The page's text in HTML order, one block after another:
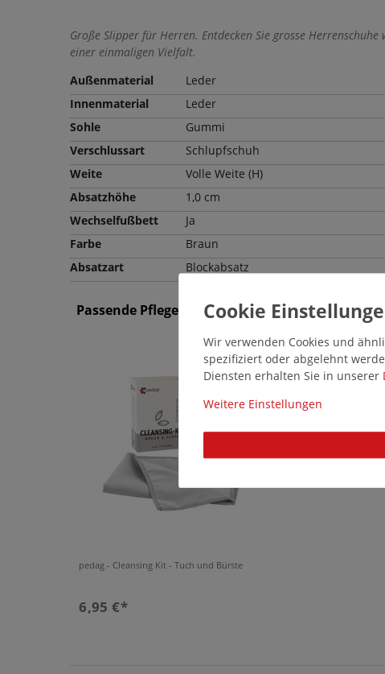
Große Slipper für Herren. Entdecken Sie grosse
einer einmaligen Vielfalt.
Außenmaterial
Leder
Innenmaterial
Leder
Sohle
Gummi
Verschlussart
Schlupfschuh
Weite
Volle Weite (H)
Absatzhöhe
1,0 cm
Wechselfußbett
Ja
Farbe
Braun
Absatzart
Blockabsatz
Passende Pflegemittel und Einlegesohlen
14640
pedag - Cleansing Kit - Tuch und Bürste
6,95 €*
Wir verwenden Cookies und
spezifiziert oder abgelehnt
Diensten erhalten Sie in unserer
Weitere Einstellungen